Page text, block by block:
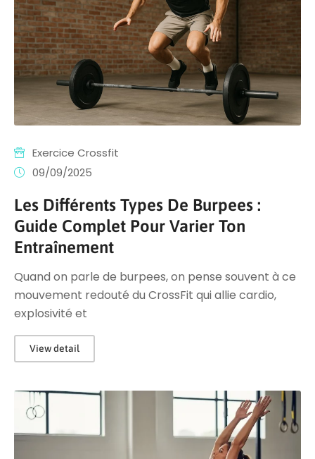
Exercice Crossfit
09/09/2025
Les Différents Types De Burpees :
Guide Complet Pour Varier Ton
Entraînement
Quand on parle de burpees, on pense souvent à ce
mouvement redouté du CrossFit qui allie cardio,
explosivité et
View detail